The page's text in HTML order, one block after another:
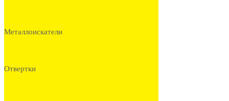
Металлоискатели
Отвертки